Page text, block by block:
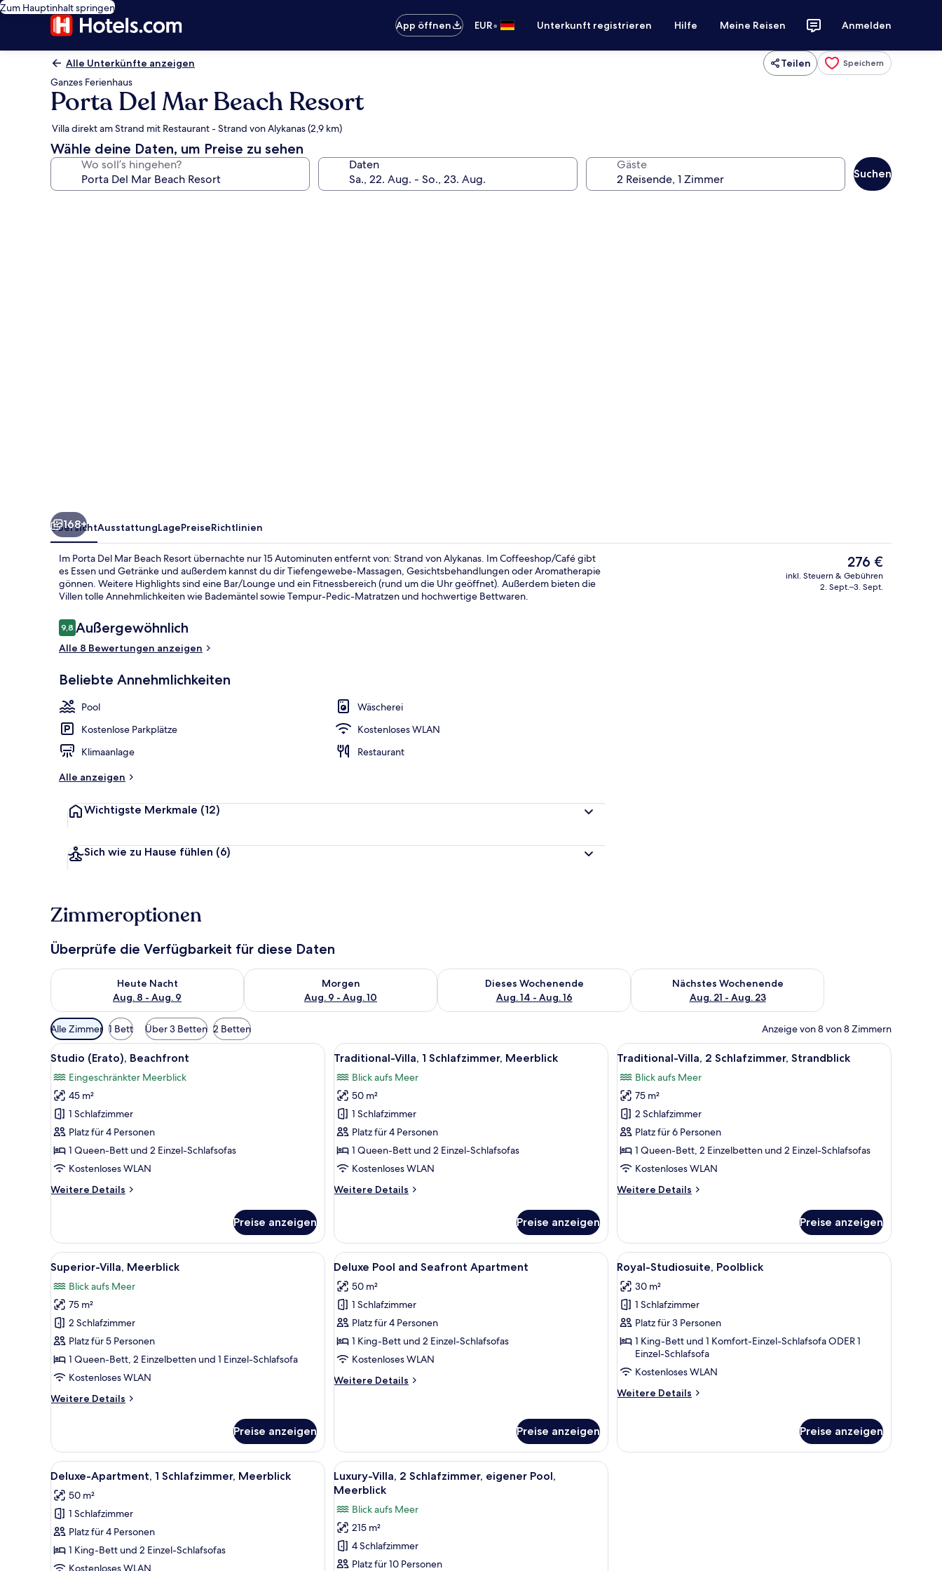
Zum Hauptinhalt springen
App öffnen
EUR• Unterkunft registrieren Hilfe Meine Reisen Anmelden
Alle Unterkünfte anzeigen Teilen Speichern
Ganzes Ferienhaus
Porta Del Mar Beach Resort
Villa direkt am Strand mit Restaurant - Strand von Alykanas (2,9 km)
Wähle deine Daten, um Preise zu sehen
Wo soll’s hingehen? Daten Gäste
Suchen
Royal-Studiosuite, Poolblick |
168+
ÜbersichtAusstattungLagePreiseRichtlinien
Im Porta Del Mar Beach Resort übernachte nur 15 Autominuten entfernt von: Strand von Alykanas. Im Coffeeshop/Café gibt
es Essen und Getränke und außerdem kannst du dir Tiefengewebe-Massagen, Gesichtsbehandlungen oder Aromatherapie
gönnen. Weitere Highlights sind eine Bar/Lounge und ein Fitnessbereich (rund um die Uhr geöffnet). Außerdem bieten die
Villen tolle Annehmlichkeiten wie Bademäntel sowie Tempur-Pedic-Matratzen und hochwertige Bettwaren.
Bewertungen
9,89,8 von 10.
Außergewöhnlich
Alle 8 Bewertungen anzeigen
Beliebte Annehmlichkeiten
Pool
Wäscherei
Kostenlose Parkplätze
Kostenloses WLAN
Klimaanlage
Restaurant
Alle anzeigen
Wichtigste Merkmale (12)
Sich wie zu Hause fühlen (6)
Der
aktuelle
Preis
276 €
inkl. Steuern & Gebühren
2. Sept.–3. Sept.
Zimmeroptionen
Überprüfe die Verfügbarkeit für diese Daten
Heute Nacht
Aug. 8 - Aug. 9
Überprüfe die Verfügbarkeit für heute Nacht, Aug. 8 - Aug. 9.
Morgen
Aug. 9 - Aug. 10
Überprüfe die Verfügbarkeit für morgen, Aug. 9 - Aug. 10.
Dieses Wochenende
Aug. 14 - Aug. 16
Überprüfe die Verfügbarkeit für dieses Wochenende, Aug. 14 - Aug. 16.
Nächstes Wochenende
Aug. 21 - Aug. 23
Überprüfe die Verfügbarkeit für nächstes Wochenende, Aug.
Verfügbare
Filter
für
Zimmer
Alle Zimmer 1 Bett Über 3 Betten 2 Betten Anzeige von 8 von 8 Zimmern
Alle
Fotos
für
Studio
(Erato),
Beachfront
anzeigen
Ein Schlafzimmer mit Bett, Nachttisch, Fenster mit Vorhängen, einer Steinwand sowie einer Küchenzeile mit Herd und Spüle.
11
Studio (Erato), Beachfront
Eingeschränkter Meerblick
45 m²
1 Schlafzimmer
Platz für 4 Personen
1 Queen-Bett und 2 Einzel-Schlafsofas
Kostenloses WLAN
Weitere Details
Weitere
(Erato),
Beachfront
Preise anzeigen
Alle
Fotos
für
Traditional-
Villa,
1
Schlafzimmer,
Meerblick
Ein Schlafzimmer mit Steinwänden, Holzbalkendecke, einem Bett mit weißen Bettwäsche, einem Nachttisch mit
12
Traditional-Villa, 1 Schlafzimmer, Meerblick
Blick aufs Meer
50 m²
1 Schlafzimmer
Platz für 4 Personen
1 Queen-Bett und 2 Einzel-Schlafsofas
Kostenloses WLAN
Weitere Details
Weitere
Villa,
Schlafzimmer,
Preise anzeigen
Alle
Fotos
für
Traditional-
Villa,
2 Schlafzimmer,
Strandblick
anzeigen
Ein Schlafzimmer mit einem Himmelbett,
19
Traditional-Villa, 2 Schlafzimmer, Strandblick
Blick aufs Meer
75 m²
2 Schlafzimmer
Platz für 6 Personen
1 Queen-Bett, 2 Einzelbetten und 2 Einzel-Schlafsofas
Kostenloses WLAN
Weitere Details
Weitere
Villa,
2 Schlafzimmer,
Strandblick
Preise anzeigen
Alle
Fotos
für
Superior-
Villa,
Meerblick
anzeigen
Ein Schlafzimmer mit Steinwand, einem Bett mit weißen Leinen, einem Nachttisch und einer offenen Tür, die auf einen Balkon führt.
9
Superior-Villa, Meerblick
Blick aufs Meer
75 m²
2 Schlafzimmer
Platz für 5 Personen
1 Queen-Bett, 2 Einzelbetten und 1 Einzel-Schlafsofa
Kostenloses WLAN
Weitere Details
Weitere
Villa,
Meerblick
Preise anzeigen
Alle
Fotos
für
Deluxe
Pool
and
Seafront
anzeigen
Ein Schlafzimmer mit Holzboden, einem Bett mit weißer Bettwäsche, einem Nachttisch, einem Spiegel und einer
9
Deluxe Pool and Seafront Apartment
50 m²
1 Schlafzimmer
Platz für 4 Personen
1 King-Bett und 2 Einzel-Schlafsofas
Kostenloses WLAN
Weitere Details
Weitere
and
Seafront
Apartment
Preise anzeigen
Alle
Fotos
für
Royal-
Studiosuite,
Poolblick
anzeigen
Ein modernes Hotelzimmer mit einem
9
Royal-Studiosuite, Poolblick
30 m²
1 Schlafzimmer
Platz für 3 Personen
1 King-Bett und 1 Komfort-Einzel-Schlafsofa ODER 1
Einzel-Schlafsofa
Kostenloses WLAN
Weitere Details
Weitere
Studiosuite,
Poolblick
Preise anzeigen
Alle
Fotos
für
Deluxe-
Apartment,
1
Schlafzimmer,
Ein modernes Schlafzimmer mit einem großen Bett, Nachttischen, einer Wandlampe und Blick in einen anderen Raum.
5
Deluxe-Apartment, 1 Schlafzimmer, Meerblick
50 m²
1 Schlafzimmer
Platz für 4 Personen
1 King-Bett und 2 Einzel-Schlafsofas
Kostenloses WLAN
Alle
Fotos
Luxury-
Villa,
2 Schlafzimmer,
eigener
Ein zweistöckiges Steinhaus mit Schwimmbad, Sitzgelegenheiten im Freien und Bergblick.
29
Luxury-Villa, 2 Schlafzimmer, eigener Pool,
Meerblick
Blick aufs Meer
215 m²
4 Schlafzimmer
Platz für 10 Personen